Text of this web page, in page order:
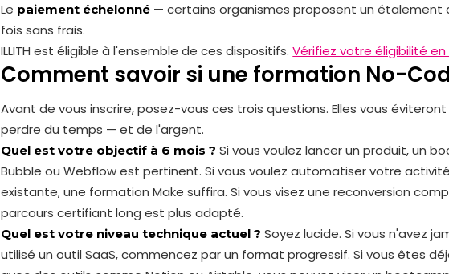
Le paiement échelonné — certains organismes proposent un étalement
fois sans frais.
ILLITH est éligible à l'ensemble de ces dispositifs.Vérifiez votre éligibilité en
Comment savoir si une formation No-
Avant de vous inscrire, posez-vous ces trois questions. Elles vous
perdre du temps — et de l'argent.
Quel est votre objectif à 6 mois ? Si vous voulez lancer un produit, un
Bubble ou Webflow est pertinent. Si vous voulez automatiser votre activité
existante, une formation Make suffira. Si vous visez une reconversion
parcours certifiant long est plus adapté.
Quel est votre niveau technique actuel ? Soyez lucide. Si vous n'avez
utilisé un outil SaaS, commencez par un format progressif. Si vous êtes